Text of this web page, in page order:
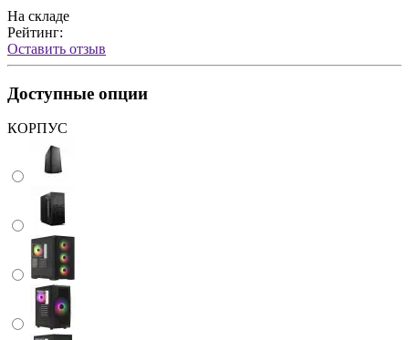
На складе
Рейтинг:
Оставить отзыв
Доступные опции
КОРПУС